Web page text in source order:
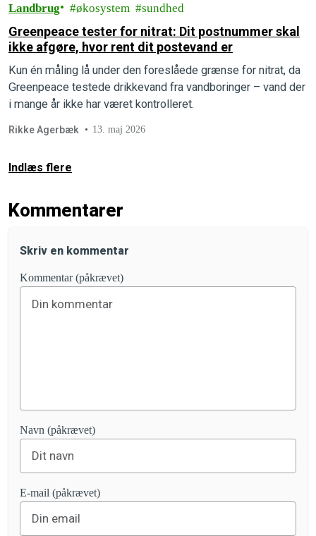
Landbrug økosystem sundhed
Greenpeace tester for nitrat: Dit postnummer skal
ikke afgøre, hvor rent dit postevand er
Kun én måling lå under den foreslåede grænse for nitrat, da
Greenpeace testede drikkevand fra vandboringer – vand der
i mange år ikke har været kontrolleret.
Rikke Agerbæk 13. maj 2026
Indlæs flere
Kommentarer
Skriv en kommentar
Kommentar (påkrævet)
Navn (påkrævet)
E-mail (påkrævet)